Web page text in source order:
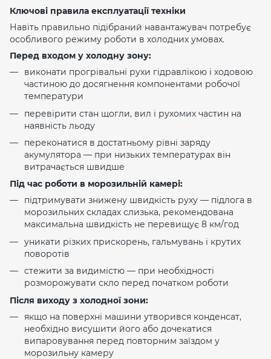
Ключові правила експлуатації техніки
Навіть правильно підібраний навантажувач потребує
особливого режиму роботи в холодних умовах.
Перед входом у холодну зону:
виконати прогрівальні рухи гідравлікою і ходовою
частиною до досягнення компонентами робочої
температури
перевірити стан щогли, вил і рухомих частин на
наявність льоду
переконатися в достатньому рівні заряду
акумулятора — при низьких температурах він
витрачається швидше
Під час роботи в морозильній камері:
підтримувати знижену швидкість руху — підлога в
морозильних складах слизька, рекомендована
максимальна швидкість не перевищує 8 км/год
уникати різких прискорень, гальмувань і крутих
поворотів
стежити за видимістю — при необхідності
розморожувати скло перед початком роботи
Після виходу з холодної зони:
якщо на поверхні машини утворився конденсат,
необхідно висушити його або дочекатися
випаровування перед повторним заїздом у
морозильну камеру